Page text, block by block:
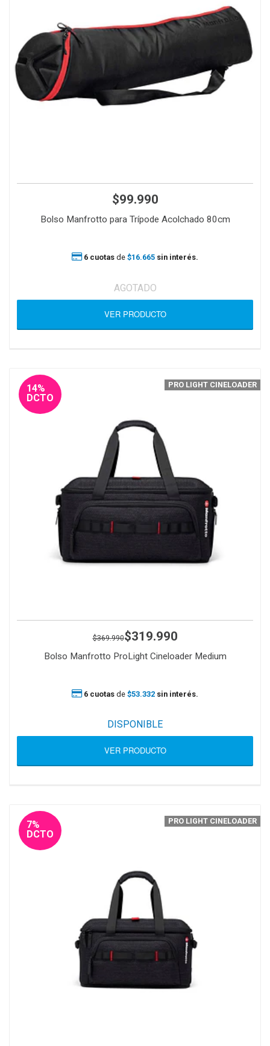
$99.990
Bolso Manfrotto para Trípode Acolchado 80cm
6 cuotas de $16.665 sin interés.
AGOTADO
VER PRODUCTO
14%
DCTO
$369.990$319.990
Bolso Manfrotto ProLight Cineloader Medium
PRO LIGHT CINELOADER
6 cuotas de $53.332 sin interés.
DISPONIBLE
VER PRODUCTO
7%
DCTO
PRO LIGHT CINELOADER